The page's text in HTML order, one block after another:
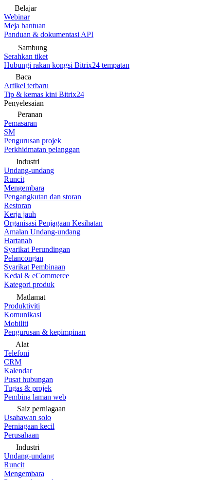
Belajar
Webinar
Meja bantuan
Panduan & dokumentasi API
Sambung
Serahkan tiket
Hubungi rakan kongsi Bitrix24 tempatan
Baca
Artikel terbaru
Tip & kemas kini Bitrix24
Penyelesaian
Peranan
Pemasaran
SM
Pengurusan projek
Perkhidmatan pelanggan
Industri
Undang-undang
Runcit
Mengembara
Pengangkutan dan storan
Restoran
Kerja jauh
Organisasi Penjagaan Kesihatan
Amalan Undang-undang
Hartanah
Syarikat Perundingan
Pelancongan
Syarikat Pembinaan
Kedai & eCommerce
Kategori produk
Matlamat
Produktiviti
Komunikasi
Mobiliti
Pengurusan & kepimpinan
Alat
Telefoni
CRM
Kalendar
Pusat hubungan
Tugas & projek
Pembina laman web
Saiz perniagaan
Usahawan solo
Perniagaan kecil
Perusahaan
Industri
Undang-undang
Runcit
Mengembara